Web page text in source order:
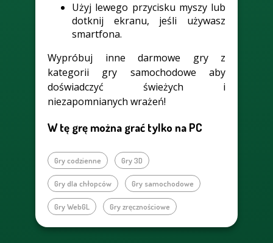
Użyj lewego przycisku myszy lub
dotknij ekranu, jeśli używasz
smartfona.
Wypróbuj inne darmowe gry z
kategorii gry samochodowe aby
doświadczyć świeżych i
niezapomnianych wrażeń!
W tę grę można grać tylko na PC
Gry codzienne Gry 3D
Gry dla chłopców Gry samochodowe
Gry WebGL Gry zręcznościowe